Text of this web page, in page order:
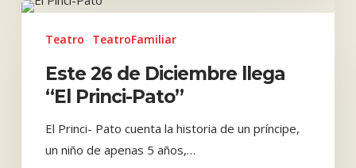
Este
Diciembre
Princi-
Pato”
Teatro TeatroFamiliar
Este 26 de Diciembre llega
“El Princi-Pato”
El Princi- Pato cuenta la historia de un príncipe,
un niño de apenas 5 años,…